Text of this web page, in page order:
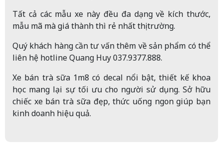
Tất cả các mẫu xe này đều đa dạng về kích thước,
mẫu mã mà giá thành thì rẻ nhất thị trường.
Quý khách hàng cần tư vấn thêm về sản phẩm có thể
liên hệ hotline Quang Huy 037.9377.888.
Xe bán trà sữa 1m8 có decal nổi bật, thiết kế khoa
học mang lại sự tối ưu cho người sử dụng. Sở hữu
chiếc xe bán trà sữa đẹp, thức uống ngon giúp bạn
kinh doanh hiệu quả.